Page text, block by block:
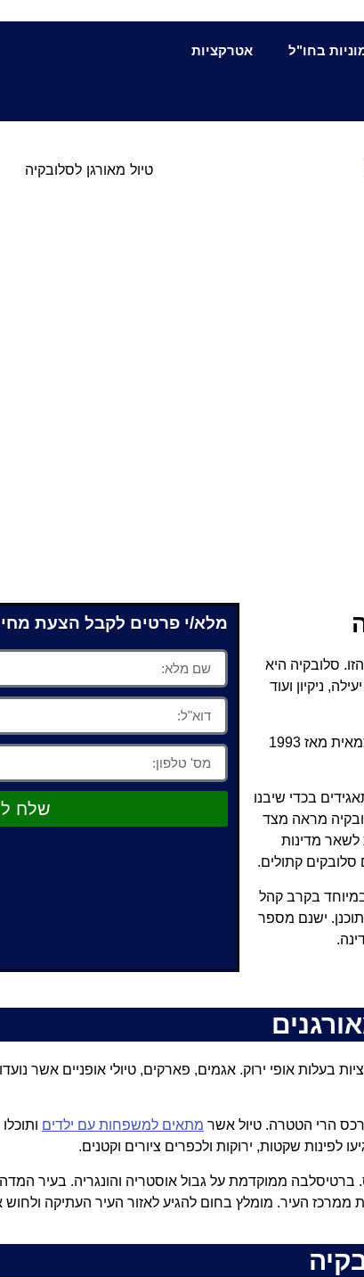
בחו"ל אטרקציות
סלובקיה היא
ניקיון ועוד
, אוסטריה ואוקראינה והיא מדינה עצמאית מאז 1993
בכדי שיבנו
מראה מצד
לשאר מדינות
במיוחד בקרב קהל
ישנם מספר
מלא/י פרטים לקבל הצעת
שלח
בעלות אופי ירוק. אגמים, פארקים, טיולי אופניים אשר
הרי הטטרה. טיול אשר מתאים למשפחות עם ילדים
לפינות שקטות, ירוקות ולכפרים ציורים וקטנים.
ממוקדמת על גבול אוסטריה והונגריה. בעיר
העיר. מומלץ בחום להגיע לאזור העיר העתיקה